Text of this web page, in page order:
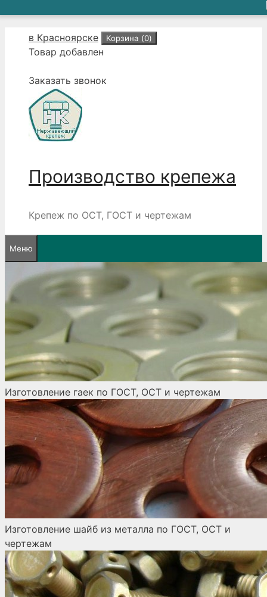
Перейтив Красноярске Корзина (0)
Товар добавлен
Заказать звонок
Производство крепежа
Крепеж по ОСТ, ГОСТ и чертежам
Меню
Изготовление гаек по ГОСТ, ОСТ и чертежам
Изготовление шайб из металла по ГОСТ, ОСТ и
чертежам